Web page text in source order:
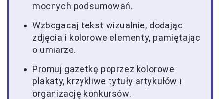
mocnych podsumowań.
Wzbogacaj tekst wizualnie, dodając
zdjęcia i kolorowe elementy, pamiętając
o umiarze.
Promuj gazetkę poprzez kolorowe
plakaty, krzykliwe tytuły artykułów i
organizację konkursów.